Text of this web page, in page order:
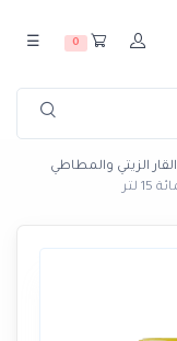
0
☰
القار الزيتي والمطاطي